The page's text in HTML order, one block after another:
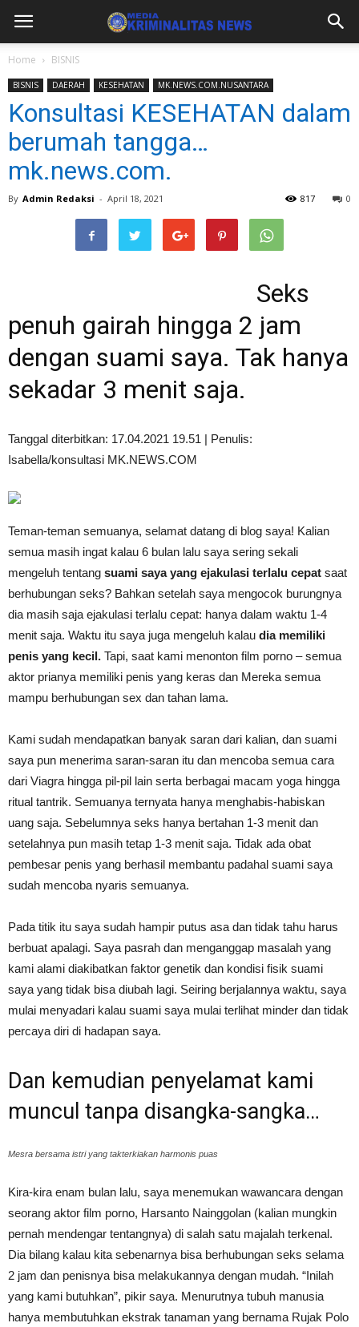
Home BISNIS
BISNIS DAERAH KESEHATAN MK.NEWS.COM.NUSANTARA
Konsultasi KESEHATAN dalam
berumah tangga…
mk.news.com.
By Admin Redaksi - April 18, 2021 0
817
Seks
penuh gairah hingga 2 jam
dengan suami saya. Tak hanya
sekadar 3 menit saja.
Tanggal diterbitkan: 17.04.2021 19.51 | Penulis:
Isabella/konsultasi MK.NEWS.COM
Teman-teman semuanya, selamat datang di blog saya! Kalian
semua masih ingat kalau 6 bulan lalu saya sering sekali
mengeluh tentang suami saya yang ejakulasi terlalu cepat saat
berhubungan seks? Bahkan setelah saya mengocok burungnya
dia masih saja ejakulasi terlalu cepat: hanya dalam waktu 1-4
menit saja. Waktu itu saya juga mengeluh kalau dia memiliki
penis yang kecil. Tapi, saat kami menonton film porno – semua
aktor prianya memiliki penis yang keras dan Mereka semua
mampu berhubungan sex dan tahan lama.
Kami sudah mendapatkan banyak saran dari kalian, dan suami
saya pun menerima saran-saran itu dan mencoba semua cara
dari Viagra hingga pil-pil lain serta berbagai macam yoga hingga
ritual tantrik. Semuanya ternyata hanya menghabis-habiskan
uang saja. Sebelumnya seks hanya bertahan 1-3 menit dan
setelahnya pun masih tetap 1-3 menit saja. Tidak ada obat
pembesar penis yang berhasil membantu padahal suami saya
sudah mencoba nyaris semuanya.
Pada titik itu saya sudah hampir putus asa dan tidak tahu harus
berbuat apalagi. Saya pasrah dan menganggap masalah yang
kami alami diakibatkan faktor genetik dan kondisi fisik suami
saya yang tidak bisa diubah lagi. Seiring berjalannya waktu, saya
mulai menyadari kalau suami saya mulai terlihat minder dan tidak
percaya diri di hadapan saya.
Dan kemudian penyelamat kami
muncul tanpa disangka-sangka…
Mesra bersama istri yang takterkiakan harmonis puas
Kira-kira enam bulan lalu, saya menemukan wawancara dengan
seorang aktor film porno, Harsanto Nainggolan (kalian mungkin
pernah mendengar tentangnya) di salah satu majalah terkenal.
Dia bilang kalau kita sebenarnya bisa berhubungan seks selama
2 jam dan penisnya bisa melakukannya dengan mudah. “Inilah
yang kami butuhkan”, pikir saya. Menurutnya tubuh manusia
hanya membutuhkan ekstrak tanaman yang bernama Rujak Polo